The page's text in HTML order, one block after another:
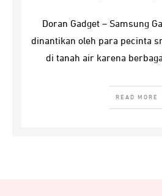
Doran Gadget – Samsung
dinantikan oleh para pecinta
di tanah air karena
READ MORE